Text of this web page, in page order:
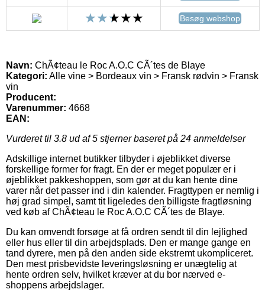
Besøg webshop
Navn: ChÃ¢teau le Roc A.O.C CÃ´tes de Blaye
Kategori: Alle vine > Bordeaux vin > Fransk rødvin > Fransk
vin
Producent:
Varenummer: 4668
EAN:
Vurderet til 3.8 ud af 5 stjerner baseret på 24 anmeldelser
Adskillige internet butikker tilbyder i øjeblikket diverse
forskellige former for fragt. En der er meget populær er i
øjeblikket pakkeshoppen, som gør at du kan hente dine
varer når det passer ind i din kalender. Fragttypen er nemlig i
høj grad simpel, samt tit ligeledes den billigste fragtløsning
ved køb af ChÃ¢teau le Roc A.O.C CÃ´tes de Blaye.
Du kan omvendt forsøge at få ordren sendt til din lejlighed
eller hus eller til din arbejdsplads. Den er mange gange en
tand dyrere, men på den anden side ekstremt ukompliceret.
Den mest prisbevidste leveringsløsning er unægtelig at
hente ordren selv, hvilket kræver at du bor nærved e-
shoppens arbejdslager.